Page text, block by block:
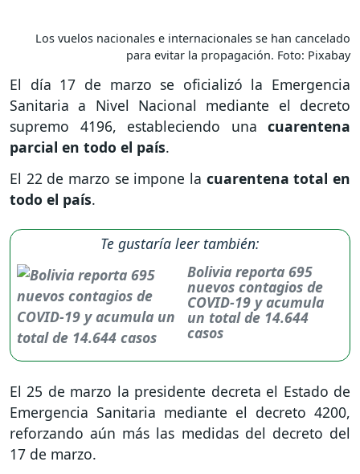
Los vuelos nacionales e internacionales se han cancelado
para evitar la propagación. Foto: Pixabay
El día 17 de marzo se oficializó la Emergencia
Sanitaria a Nivel Nacional mediante el decreto
supremo 4196, estableciendo una cuarentena
parcial en todo el país.
El 22 de marzo se impone la cuarentena total en
todo el país.
Te gustaría leer también:
Bolivia reporta 695
nuevos contagios de
COVID-19 y acumula
un total de 14.644
casos
El 25 de marzo la presidente decreta el Estado de
Emergencia Sanitaria mediante el decreto 4200,
reforzando aún más las medidas del decreto del
17 de marzo.